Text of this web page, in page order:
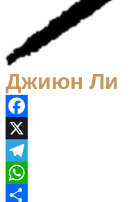
Джиюн Ли
Facebook
X
Telegram
WhatsApp